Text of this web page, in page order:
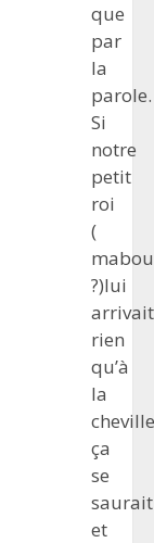
que
par
la
parole.
Si
notre
petit
roi
(
?)lui
arrivait
rien
qu’à
la
ça
se
saurait
et